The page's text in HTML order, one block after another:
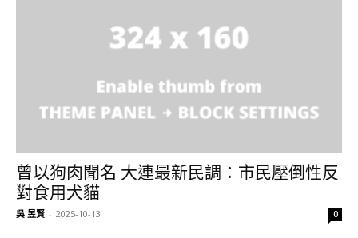
曾以狗肉聞名 大連最新民調：市民壓倒性反
對食用犬貓
吳 昱賢 - 2025-10-13 0